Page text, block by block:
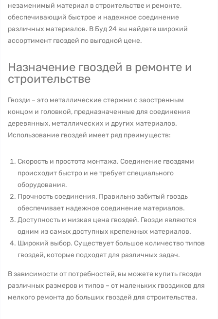
незаменимый материал в строительстве и ремонте,
обеспечивающий быстрое и надежное соединение
различных материалов. В Буд 24 вы найдете широкий
ассортимент гвоздей по выгодной цене.
Назначение гвоздей в ремонте и
строительстве
Гвозди – это металлические стержни с заостренным
концом и головкой, предназначенные для соединения
деревянных, металлических и других материалов.
Использование гвоздей имеет ряд преимуществ:
Скорость и простота монтажа. Соединение гвоздями
происходит быстро и не требует специального
оборудования.
Прочность соединения. Правильно забитый гвоздь
обеспечивает надежное соединение материалов.
Доступность и низкая цена гвоздей. Гвозди являются
одним из самых доступных крепежных материалов.
Широкий выбор. Существует большое количество типов
гвоздей, которые подходят для различных задач.
В зависимости от потребностей, вы можете купить гвозди
различных размеров и типов – от маленьких гвоздиков для
мелкого ремонта до больших гвоздей для строительства.